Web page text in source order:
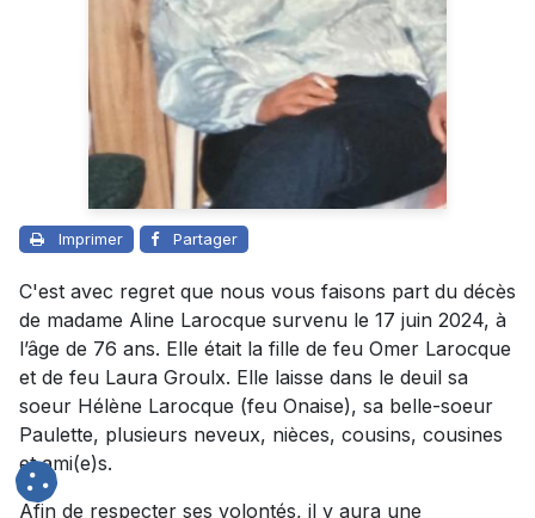
Imprimer Partager
C'est avec regret que nous vous faisons part du décès
de madame Aline Larocque survenu le 17 juin 2024, à
l’âge de 76 ans. Elle était la fille de feu Omer Larocque
et de feu Laura Groulx. Elle laisse dans le deuil sa
soeur Hélène Larocque (feu Onaise), sa belle-soeur
Paulette, plusieurs neveux, nièces, cousins, cousines
et ami(e)s.
Afin de respecter ses volontés, il y aura une